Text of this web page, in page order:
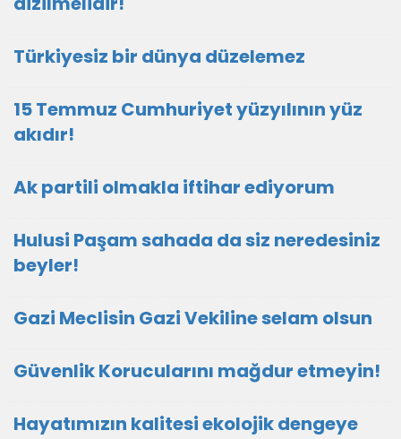
Türkiyesiz bir dünya düzelemez
15 Temmuz Cumhuriyet yüzyılının yüz
akıdır!
Ak partili olmakla iftihar ediyorum
Hulusi Paşam sahada da siz neredesiniz
beyler!
Gazi Meclisin Gazi Vekiline selam olsun
Güvenlik Korucularını mağdur etmeyin!
Hayatımızın kalitesi ekolojik dengeye